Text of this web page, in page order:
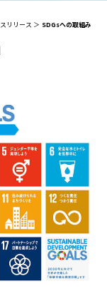
リリース SDGsへの取組み